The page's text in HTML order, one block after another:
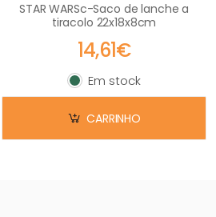
STAR WARSc-Saco de lanche a
tiracolo 22x18x8cm
14,61€
Em stock
Em stock
CARRINHO